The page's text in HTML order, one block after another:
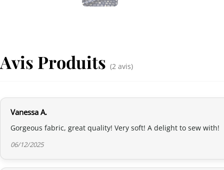
Avis Produits (2 avis)
Vanessa A.
Gorgeous fabric, great quality! Very soft! A delight to sew with!
06/12/2025